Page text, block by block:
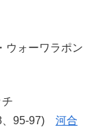
ォーワラポン
、95-97) 河合